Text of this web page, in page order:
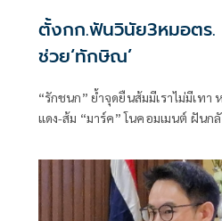
ตั้งกก.ฟันวินัย3หมอตร.
ช่วย‘ทักษิณ’
“รักชนก” ย้ำจุดยืนส้มมีเราไม่มีเทา
แดง-ส้ม “มาร์ค” โนคอมเมนต์ ฝัน